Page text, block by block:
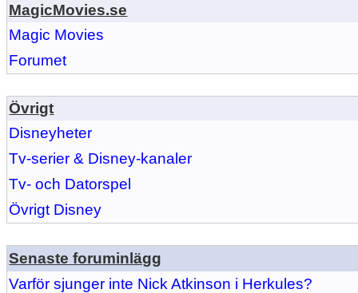
MagicMovies.se
Magic Movies
Forumet
Övrigt
Disneyheter
Tv-serier & Disney-kanaler
Tv- och Datorspel
Övrigt Disney
Senaste foruminlägg
Varför sjunger inte Nick Atkinson i Herkules?